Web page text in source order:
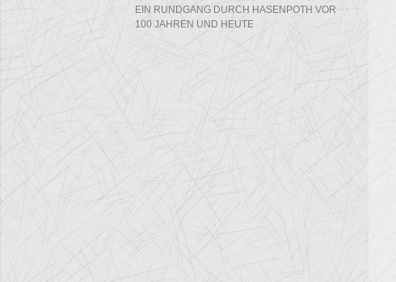
EIN RUNDGANG DURCH HASENPOTH VOR
100 JAHREN UND HEUTE